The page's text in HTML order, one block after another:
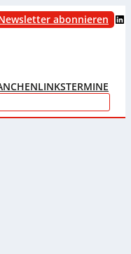
abonnieren LinkedIn
TERMINE